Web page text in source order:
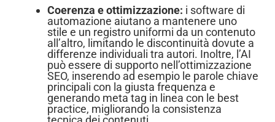
Coerenza e ottimizzazione: i software di
automazione aiutano a mantenere uno
stile e un registro uniformi da un contenuto
all’altro, limitando le discontinuità dovute a
differenze individuali tra autori. Inoltre, l’AI
può essere di supporto nell’ottimizzazione
SEO, inserendo ad esempio le parole chiave
principali con la giusta frequenza e
generando meta tag in linea con le best
practice, migliorando la consistenza